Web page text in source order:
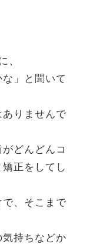
、
」と聞いて
りませんで
どんどんコ
正をしてし
、そこまで
持ちなどか